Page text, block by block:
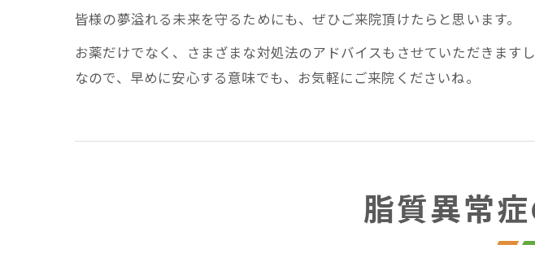
皆様の夢溢れる未来を守るためにも、ぜひご来院頂けたらと思います。
お薬だけでなく、さまざまな対処法のアドバイスもさせていただきま
なので、早めに安心する意味でも、お気軽にご来院くださいね。
脂質異常